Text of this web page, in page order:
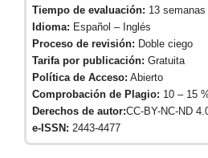
Tiempo de evaluación: 13 semanas
Idioma: Español – Inglés
Proceso de revisión: Doble ciego
Tarifa por publicación: Gratuita
Política de Acceso: Abierto
Comprobación de Plagio: 10 – 15
Derechos de autor:CC-BY-NC-ND
e-ISSN: 2443-4477